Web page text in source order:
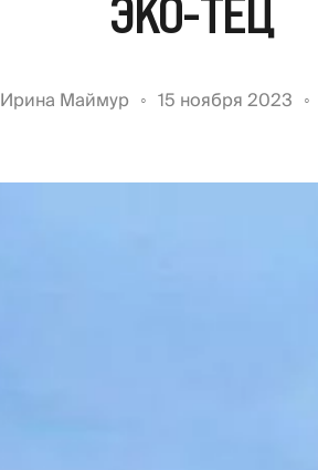
ЭКО-ТЕЦ
Ирина Маймур 15 ноября 2023